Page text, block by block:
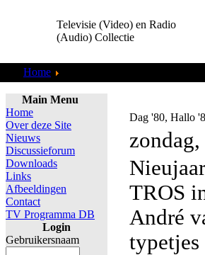
Televisie (Video) en Radio
(Audio) Collectie
Home
Main Menu
Home
Over deze Site
Nieuws
Discussieforum
Downloads
Links
Afbeeldingen
Contact
TV Programma DB
Login
Gebruikersnaam
Dag '80, Hallo
TROS
André
typetjes